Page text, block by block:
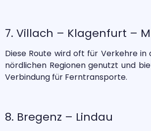
7. Villach – Klagenfurt –
Diese Route wird oft für Verkehre in
nördlichen Regionen genutzt und
Verbindung für Ferntransporte.
8. Bregenz – Lindau